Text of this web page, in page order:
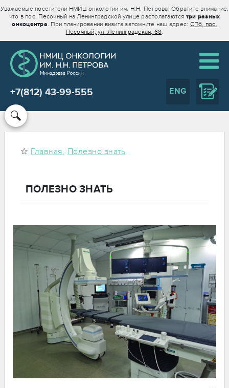
Уважаемые посетители НМИЦ онкологии им. Н.Н. Петрова! Обратите внимание,
что в пос. Песочный на Ленинградской улице располагаются три разных
онкоцентра. При планировании визита запомните наш адрес: СПб, пос.
Песочный, ул. Ленинградская, 68.
+7(812) 43-99-555 ENG
Главная, Полезно знать
ПОЛЕЗНО ЗНАТЬ